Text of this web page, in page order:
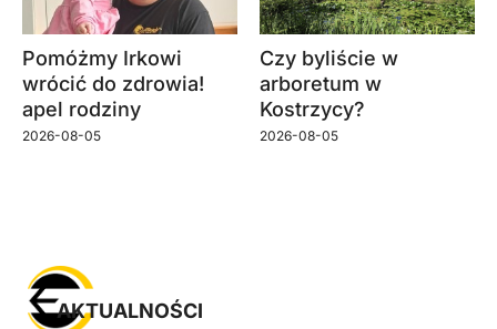
Pomóżmy Irkowi
wrócić do zdrowia!
apel rodziny
2026-08-05
Czy byliście w
arboretum w
Kostrzycy?
2026-08-05
AKTUALNOŚCI